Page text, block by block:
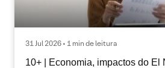
31 Jul 2026 • 1 min de leitura
10+ | Economia, impactos do El